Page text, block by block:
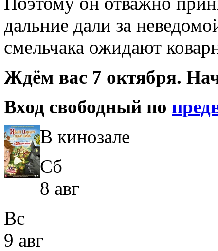
дальние дали за
смельчака ожидают
Ждём вас 7 октября.
Вход свободный по
В кинозале
Сб
8 авг
Вс
9 авг